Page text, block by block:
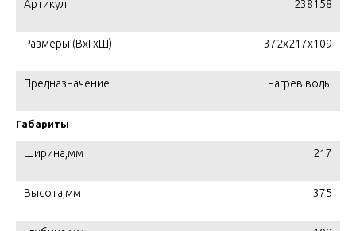
Артикул 238158
Размеры (ВхГхШ) 372х217х109
Предназначение нагрев воды
Габариты
Ширина,мм 217
Высота,мм 375